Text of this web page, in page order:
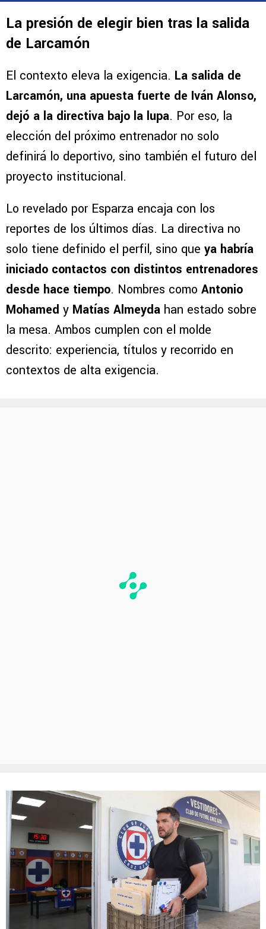
La presión de elegir bien tras la salida
de Larcamón
El contexto eleva la exigencia. La salida de
Larcamón, una apuesta fuerte de Iván Alonso,
dejó a la directiva bajo la lupa. Por eso, la
elección del próximo entrenador no solo
definirá lo deportivo, sino también el futuro del
proyecto institucional.
Lo revelado por Esparza encaja con los
reportes de los últimos días. La directiva no
solo tiene definido el perfil, sino que ya habría
iniciado contactos con distintos entrenadores
desde hace tiempo. Nombres como Antonio
Mohamed y Matías Almeyda han estado sobre
la mesa. Ambos cumplen con el molde
descrito: experiencia, títulos y recorrido en
contextos de alta exigencia.